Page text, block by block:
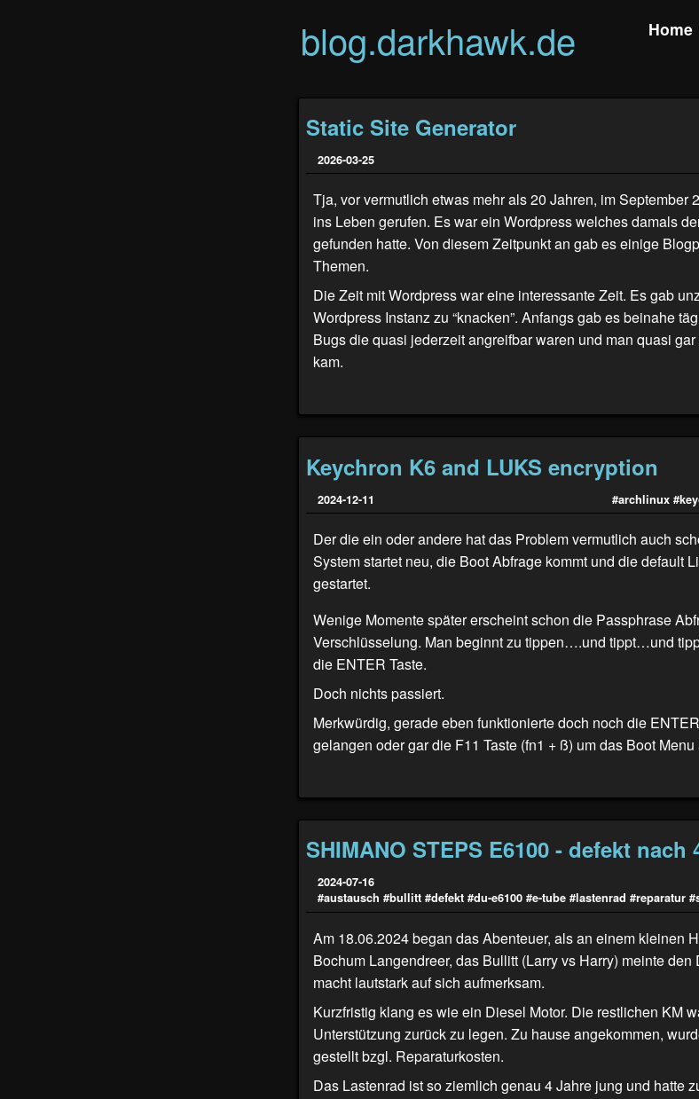
blog.darkhawk.de Home
Static Site Generator
2026-03-25
Tja, vor vermutlich etwas mehr als 20 Jahren, im September
ins Leben gerufen. Es war ein Wordpress welches damals
gefunden hatte. Von diesem Zeitpunkt an gab es einige
Themen.
Die Zeit mit Wordpress war eine interessante Zeit. Es gab
Wordpress Instanz zu “knacken”. Anfangs gab es beinahe
Bugs die quasi jederzeit angreifbar waren und man quasi
kam.
Keychron K6 and LUKS encryption
2024-12-11 #archlinux
Der die ein oder andere hat das Problem vermutlich auch
System startet neu, die Boot Abfrage kommt und die default
gestartet.
Wenige Momente später erscheint schon die Passphrase
Verschlüsselung. Man beginnt zu tippen….und tippt…und
die ENTER Taste.
Doch nichts passiert.
Merkwürdig, gerade eben funktionierte doch noch die
gelangen oder gar die F11 Taste (fn1 + ß) um das Boot Menu
SHIMANO STEPS E6100 - defekt nach
2024-07-16
#austausch #bullitt #defekt #du-e6100 #e-tube #lastenrad #reparatur
Am 18.06.2024 began das Abenteuer, als an einem kleinen
Bochum Langendreer, das Bullitt (Larry vs Harry) meinte den
macht lautstark auf sich aufmerksam.
Kurzfristig klang es wie ein Diesel Motor. Die restlichen KM
Unterstützung zurück zu legen. Zu hause angekommen,
gestellt bzgl. Reparaturkosten.
Das Lastenrad ist so ziemlich genau 4 Jahre jung und hatte